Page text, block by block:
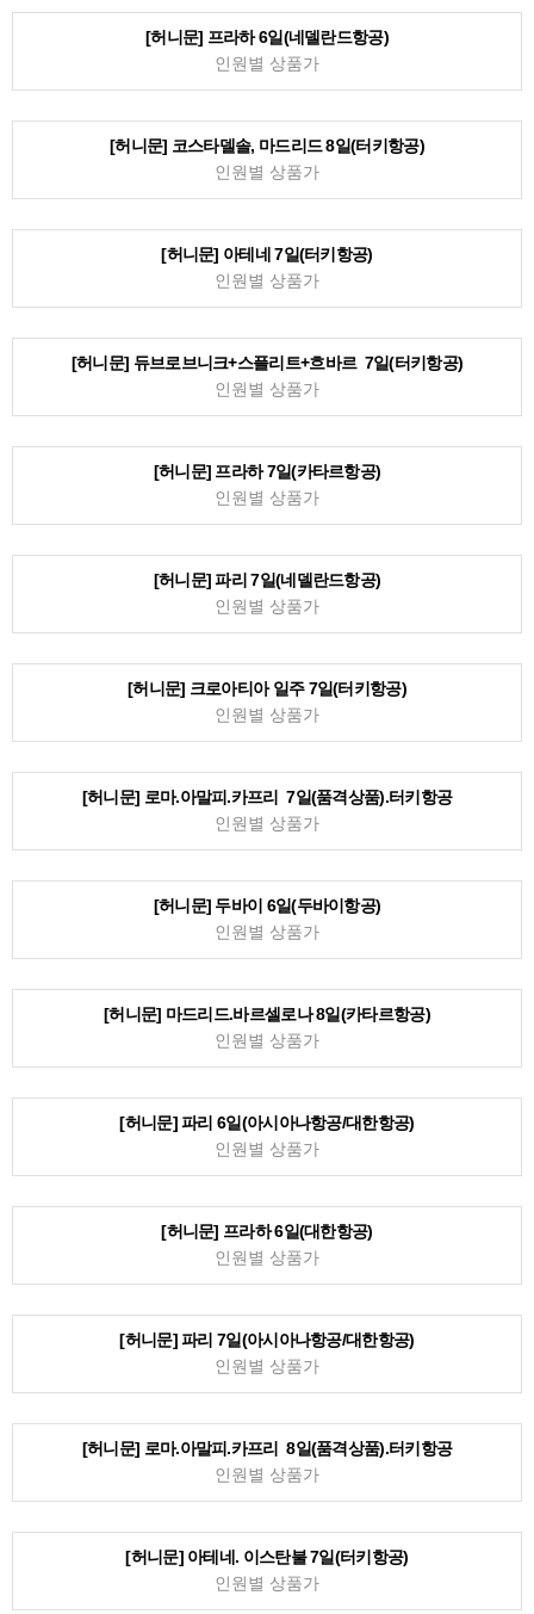
[허니문] 프라하 6일(네델란드항공)
인원별 상품가
[허니문] 코스타델솔, 마드리드 8일(터키항공)
인원별 상품가
[허니문] 아테네 7일(터키항공)
인원별 상품가
[허니문] 듀브로브니크+스플리트+흐바르 7일(터키항공)
인원별 상품가
[허니문] 프라하 7일(카타르항공)
인원별 상품가
[허니문] 파리 7일(네델란드항공)
인원별 상품가
[허니문] 크로아티아 일주 7일(터키항공)
인원별 상품가
[허니문] 로마.아말피.카프리 7일(품격상품).터키항공
인원별 상품가
[허니문] 두바이 6일(두바이항공)
인원별 상품가
[허니문] 마드리드.바르셀로나 8일(카타르항공)
인원별 상품가
[허니문] 파리 6일(아시아나항공/대한항공)
인원별 상품가
[허니문] 프라하 6일(대한항공)
인원별 상품가